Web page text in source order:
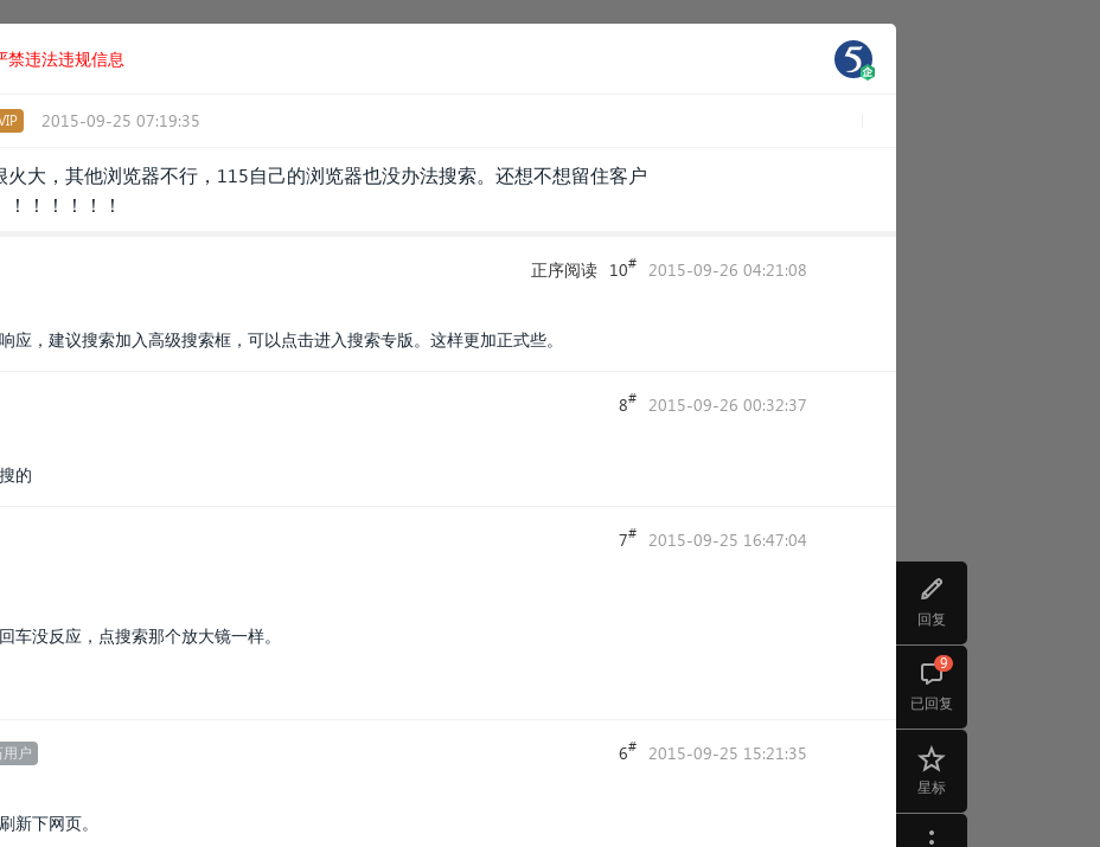
回复
已回复
9
星标
禁违法违规信息
2015-09-25 07:19:35
大，其他浏览器不行，115自己的浏览器也没办法搜索。还想不想留住客户
！！！！！
正序阅读 10# 2015-09-26 04:21:08
应，建议搜索加入高级搜索框，可以点击进入搜索专版。这样更加正式些。
8# 2015-09-26 00:32:37
的
7# 2015-09-25 16:47:04
车没反应，点搜索那个放大镜一样。
用户 6# 2015-09-25 15:21:35
新下网页。